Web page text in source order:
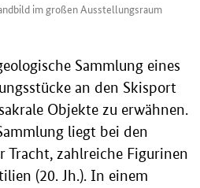
im großen Ausstellungsraum
Sammlung eines
an den Skisport
Objekte zu erwähnen.
liegt bei den
Tracht, zahlreiche Figurinen
(20. Jh.). In einem